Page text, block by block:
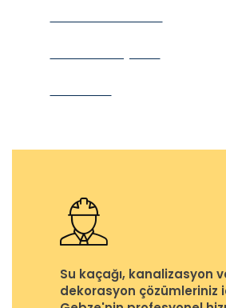
Su kaçağı, kanalizasyon
dekorasyon çözümleriniz